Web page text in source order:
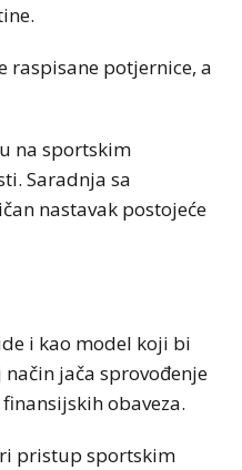
raspisane potjernice, a
na sportskim
Saradnja sa
nastavak postojeće
i kao model koji bi
jača sprovođenje
obaveza.
pristup sportskim